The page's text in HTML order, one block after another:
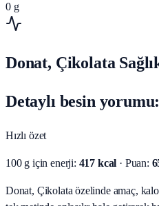
0 g
Donat, Çikolata
Detaylı besin
Hızlı özet
100 g için enerji: 417 kcal · Puan:
Donat, Çikolata özelinde amaç,